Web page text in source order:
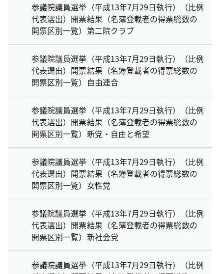
参議院議員選挙（平成13年7月29日執行）（比例
代表選出）開票結果（名簿登載者の得票総数の
開票区別一覧）第二院クラブ
参議院議員選挙（平成13年7月29日執行）（比例
代表選出）開票結果（名簿登載者の得票総数の
開票区別一覧）自由連合
参議院議員選挙（平成13年7月29日執行）（比例
代表選出）開票結果（名簿登載者の得票総数の
開票区別一覧）新党・自由と希望
参議院議員選挙（平成13年7月29日執行）（比例
代表選出）開票結果（名簿登載者の得票総数の
開票区別一覧）女性党
参議院議員選挙（平成13年7月29日執行）（比例
代表選出）開票結果（名簿登載者の得票総数の
開票区別一覧）新社会党
参議院議員選挙（平成13年7月29日執行）（比例